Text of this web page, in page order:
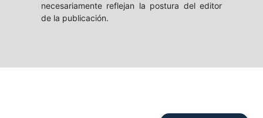
necesariamente reflejan la postura del editor
de la publicación.